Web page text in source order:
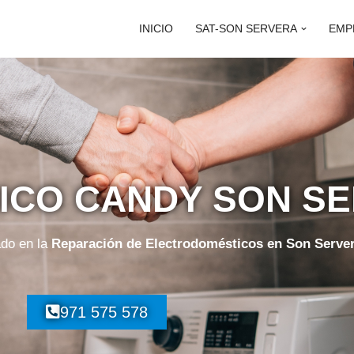
INICIO SAT-SON SERVERA
CANDY SON
en la Reparación de Electrodomésticos en Son
971 575 578